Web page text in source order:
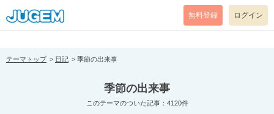
[pear_error: message="Success" code=0 mode=return level=notice
prefix="" info=""]
無料登録 ログイン
テーマトップ 日記 季節の出来事
季節の出来事
このテーマのついた記事：4120件